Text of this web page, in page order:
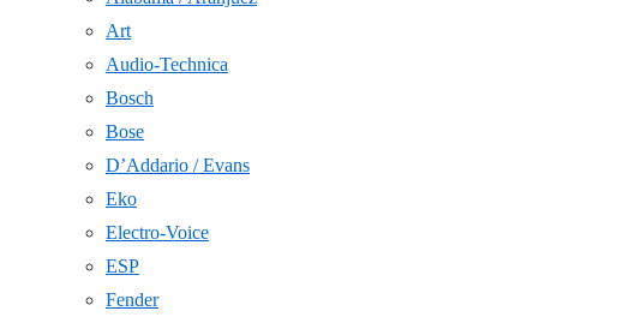
Art
Audio-Technica
Bosch
Bose
D’Addario / Evans
Eko
Electro-Voice
ESP
Fender